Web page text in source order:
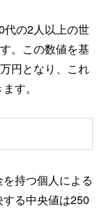
代の2人以上の世
。この数値を基
円となり、これ
す。
持つ個人による
る中央値は250